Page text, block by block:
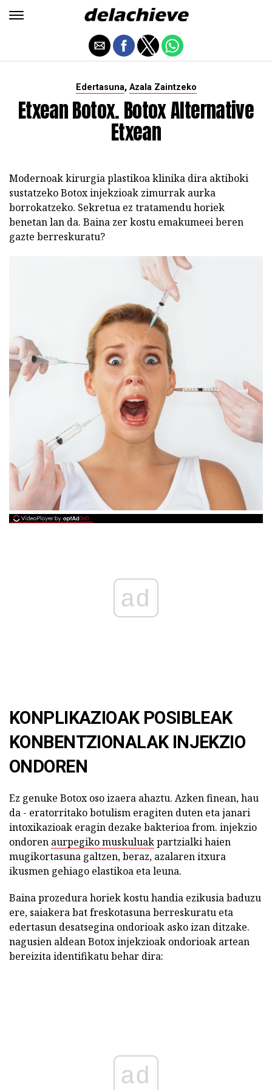
Edertasuna, Azala Zaintzeko
Etxean Botox. Botox Alternative
Etxean
Modernoak kirurgia plastikoa klinika dira aktiboki
sustatzeko Botox injekzioak zimurrak aurka
borrokatzeko. Sekretua ez tratamendu horiek
benetan lan da. Baina zer kostu emakumeei beren
gazte berreskuratu?
ad
KONPLIKAZIOAK POSIBLEAK
KONBENTZIONALAK INJEKZIO
ONDOREN
Ez genuke Botox oso izaera ahaztu. Azken finean, hau
da - eratorritako botulism eragiten duten eta janari
intoxikazioak eragin dezake bakterioa from. injekzio
ondoren aurpegiko muskuluakpartzialki haien
mugikortasuna galtzen, beraz, azalaren itxura
ikusmen gehiago elastikoa eta leuna.
Baina prozedura horiek kostu handia ezikusia baduzu
ere, saiakera bat freskotasuna berreskuratu eta
edertasun desatsegina ondorioak asko izan ditzake.
nagusien aldean Botox injekzioak ondorioak artean
bereizita identifikatu behar dira:
ad